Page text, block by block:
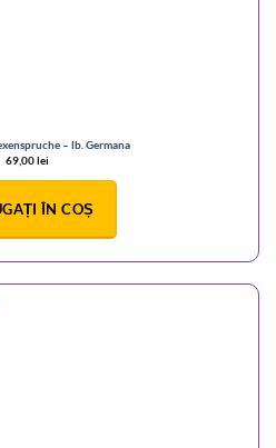
– lb. Germana
69,00lei
ÎN COȘ